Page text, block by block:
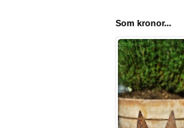
Som kronor...